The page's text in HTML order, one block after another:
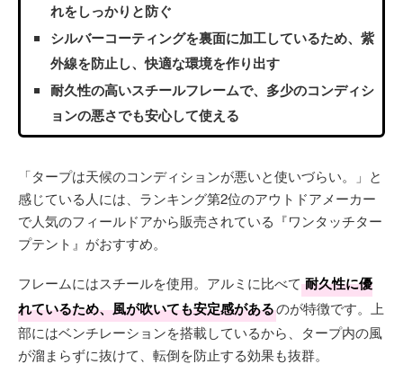
れをしっかりと防ぐ
シルバーコーティングを裏面に加工しているため、紫
外線を防止し、快適な環境を作り出す
耐久性の高いスチールフレームで、多少のコンディシ
ョンの悪さでも安心して使える
「タープは天候のコンディションが悪いと使いづらい。」と
感じている人には、ランキング第2位のアウトドアメーカー
で人気のフィールドアから販売されている『ワンタッチター
プテント』がおすすめ。
フレームにはスチールを使用。アルミに比べて 耐久性に優
れているため、風が吹いても安定感があるのが特徴です。上
部にはベンチレーションを搭載しているから、タープ内の風
が溜まらずに抜けて、転倒を防止する効果も抜群。